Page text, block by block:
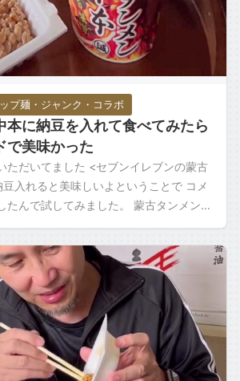
プ麺・ジャンク・コラボ
本に納豆を入れて食べてみたら
で美味かった
ただいてました <セブンイレブンの蒙古
入れると美味しいよということで コメ
たんで試してみました。 蒙古タンメン中